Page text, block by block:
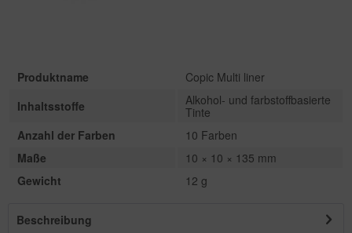
Produktname
Copic Multi liner
Inhaltsstoffe
Alkohol- und farbstoffbasierte
Tinte
Anzahl der Farben
10 Farben
Maße
10 × 10 × 135 mm
Gewicht
12 g
Beschreibung